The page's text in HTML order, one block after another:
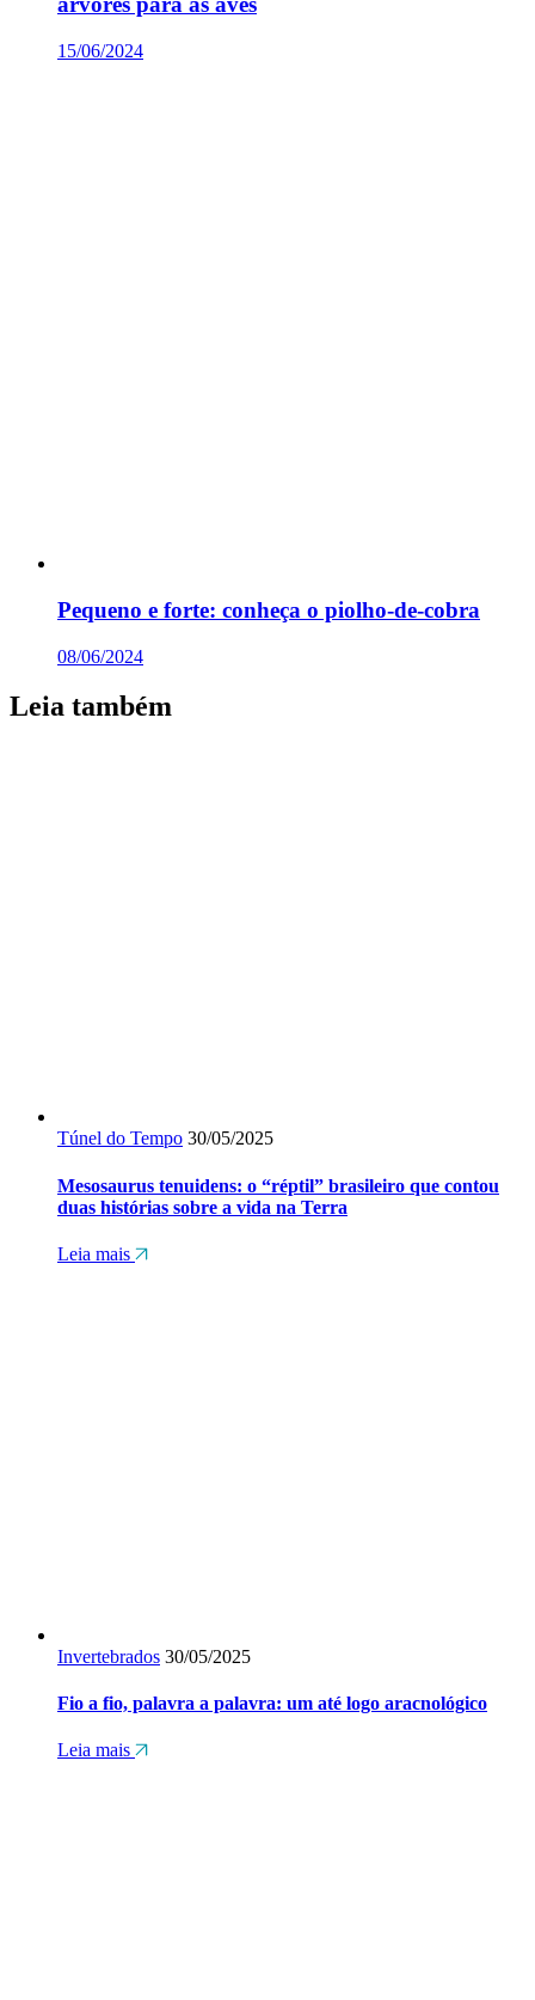
15/06/2024
Pequeno e forte: conheça o piolho-de-cobra
08/06/2024
Leia também
Túnel do Tempo 30/05/2025
Mesosaurus tenuidens: o “réptil” brasileiro que contou
duas histórias sobre a vida na Terra
Leia mais
Invertebrados 30/05/2025
Fio a fio, palavra a palavra: um até logo aracnológico
Leia mais